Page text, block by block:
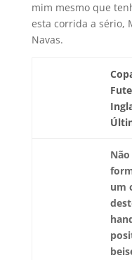
mim mesmo que
esta corrida a sério,
Navas.
um